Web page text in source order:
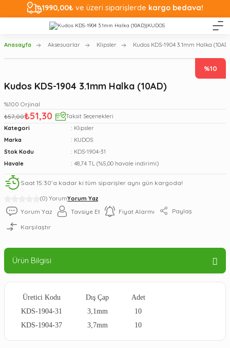
1990,00₺ ve üzeri siparişlerde kargo bedava!
Anasayfa Aksesuarlar Klipsler Kudos KDS-1904 3.1mm Halka (10AD)
%10
(0) YorumYorum Yaz
Kudos KDS-1904 3.1mm Halka (10AD)
%100 Orjinal
₺57,00₺51,30
Taksit Seçenekleri
Kategori
Klipsler
Marka
KUDOS
Stok Kodu
KDS-1904-31
Havale
48,74 TL (%5,00 havale indirimi)
Saat 15:30’a kadar ki tüm siparişler aynı gün kargoda!
Yorum Yaz Tavsiye Et Fiyat Alarmı Paylaş
Karşılaştır
Ürün Bilgisi
Üretici Kodu Dış Çap
Adet
KDS-1904-31
3,1mm
10
KDS-1904-37
3,7mm 10